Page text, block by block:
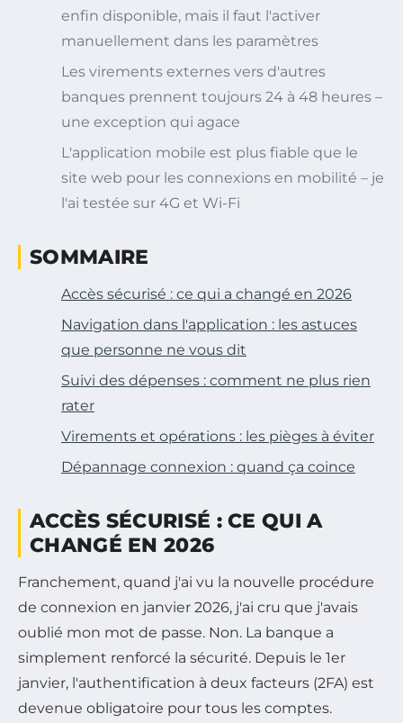
enfin disponible, mais il faut l'activer
manuellement dans les paramètres
Les virements externes vers d'autres
banques prennent toujours 24 à 48 heures –
une exception qui agace
L'application mobile est plus fiable que le
site web pour les connexions en mobilité – je
l'ai testée sur 4G et Wi-Fi
SOMMAIRE
Accès sécurisé : ce qui a changé en 2026
Navigation dans l'application : les astuces
que personne ne vous dit
Suivi des dépenses : comment ne plus rien
rater
Virements et opérations : les pièges à éviter
Dépannage connexion : quand ça coince
ACCÈS SÉCURISÉ : CE QUI A
CHANGÉ EN 2026
Franchement, quand j'ai vu la nouvelle procédure
de connexion en janvier 2026, j'ai cru que j'avais
oublié mon mot de passe. Non. La banque a
simplement renforcé la sécurité. Depuis le 1er
janvier, l'authentification à deux facteurs (2FA) est
devenue obligatoire pour tous les comptes.